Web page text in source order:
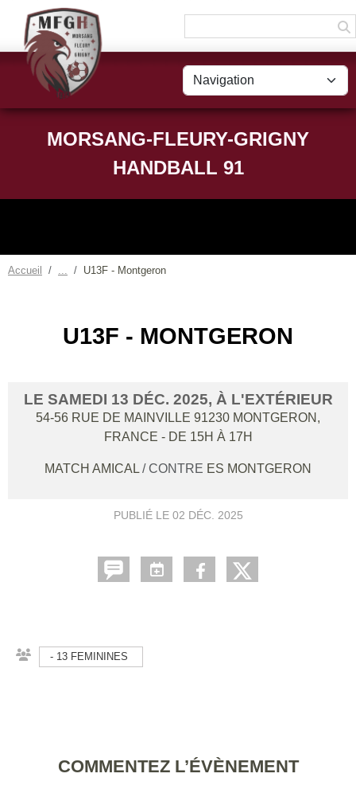
MORSANG-FLEURY-GRIGNY
HANDBALL 91
Accueil U13F - Montgeron
U13F - MONTGERON
LE SAMEDI 13 DÉC. 2025, À L'EXTÉRIEUR
54-56 RUE DE MAINVILLE 91230 MONTGERON,
FRANCE - DE 15H À 17H
MATCH AMICAL / CONTRE ES MONTGERON
PUBLIÉ LE 02 DÉC. 2025
- 13 FEMININES
COMMENTEZ L’ÉVÈNEMENT
Panneau de gestion des cookies